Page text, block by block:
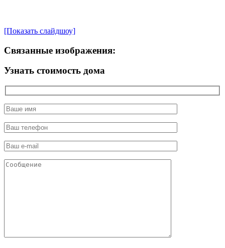
[Показать слайдшоу]
Связанные изображения:
Узнать стоимость дома